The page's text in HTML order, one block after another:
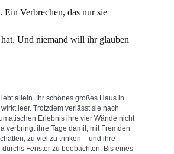
Ein Verbrechen, das nur sie
hat. Und niemand will ihr glauben
allein. Ihr schönes großes Haus in
wirkt leer. Trotzdem verlässt sie nach
Erlebnis ihre vier Wände nicht
verbringt ihre Tage damit, mit Fremden
zu viel zu trinken – und ihre
durchs Fenster zu beobachten. Bis eines